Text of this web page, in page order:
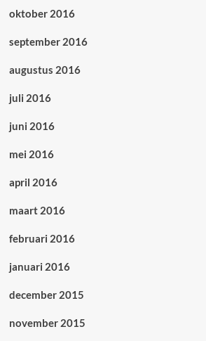
oktober 2016
september 2016
augustus 2016
juli 2016
juni 2016
mei 2016
april 2016
maart 2016
februari 2016
januari 2016
december 2015
november 2015